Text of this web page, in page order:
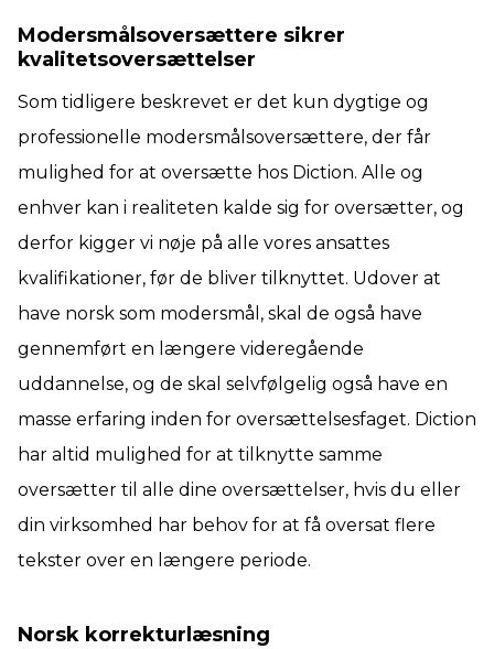
Modersmålsoversættere sikrer
kvalitetsoversættelser
Som tidligere beskrevet er det kun dygtige og
professionelle modersmålsoversættere, der får
mulighed for at oversætte hos Diction. Alle og
enhver kan i realiteten kalde sig for oversætter, og
derfor kigger vi nøje på alle vores ansattes
kvalifikationer, før de bliver tilknyttet. Udover at
have norsk som modersmål, skal de også have
gennemført en længere videregående
uddannelse, og de skal selvfølgelig også have en
masse erfaring inden for oversættelsesfaget. Diction
har altid mulighed for at tilknytte samme
oversætter til alle dine oversættelser, hvis du eller
din virksomhed har behov for at få oversat flere
tekster over en længere periode.
Norsk korrekturlæsning